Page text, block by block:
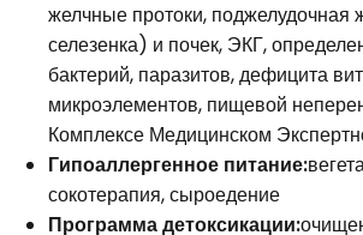
желчные протоки, поджелудочная
селезенка) и почек, ЭКГ,
бактерий, паразитов, дефицита
микроэлементов, пищевой
Комплексе Медицинском
Гипоаллергенное питание:
сокотерапия, сыроедение
Программа детоксикации: